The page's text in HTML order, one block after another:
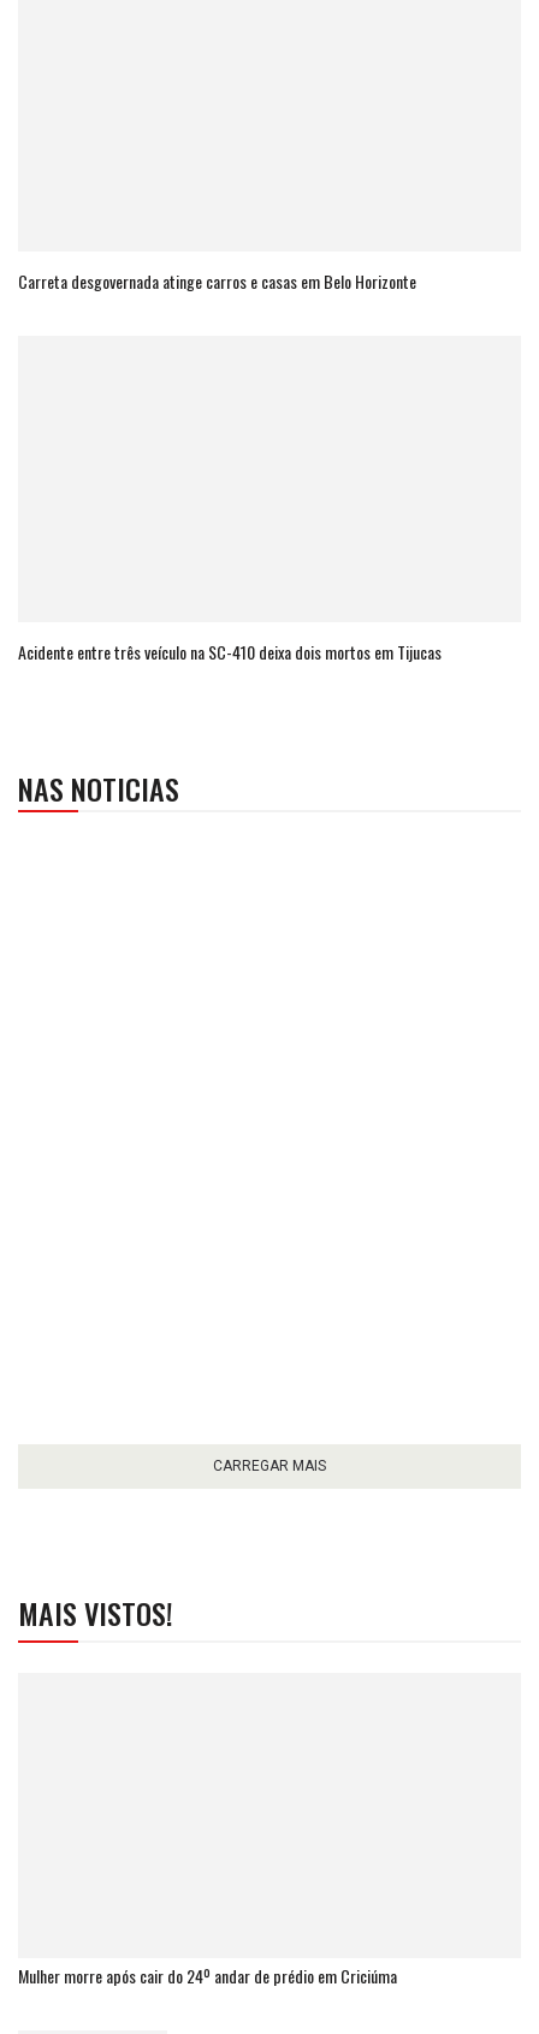
Carreta desgovernada atinge carros e casas em Belo Horizonte
Acidente entre três veículo na SC-410 deixa dois mortos em Tijucas
NAS NOTICIAS
CARREGAR MAIS
MAIS VISTOS!
Mulher morre após cair do 24º andar de prédio em Criciúma